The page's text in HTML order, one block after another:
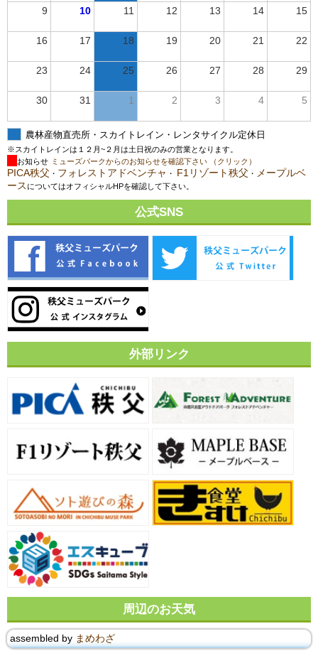
9 10 11 12 13 14 15
16 17 18 19 20 21 22
23 24 25 26 27 28 29
30 31 1 2 3 4 5
農林産物直売所・スカイトレイン・レンタサイクル定休日
※スカイトレインは１２月~２月は土日祝のみの営業となります。
お知らせ ミューズパークからのお知らせを確認下さい （クリック）
PICA秩父 ・ フォレストアドベンチャ ・ F1リゾート秩父 ・ メープルベ
ース についてはオフィシャルHPを確認して下さい。
公式SNS
外部リンク
周辺のお天気
assembled by まめわざ